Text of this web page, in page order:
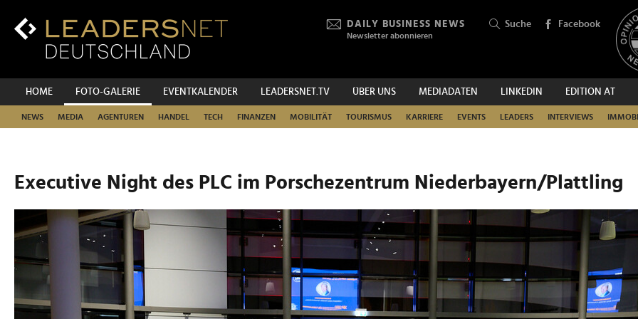
Inhalt
Hauptnavigation
DAILY BUSINESS NEWS
Newsletter abonnieren
Suche Facebook
HOME FOTO-GALERIE EVENTKALENDER LEADERSNET.TV ÜBER UNS MEDIADATEN LINKEDIN EDITION AT
NEWS MEDIA AGENTUREN HANDEL TECH FINANZEN MOBILITÄT TOURISMUS KARRIERE EVENTS LEADERS INTERVIEWS
SUCHEN
Executive Night des PLC im Porschezentrum Niederbayern/Plattling